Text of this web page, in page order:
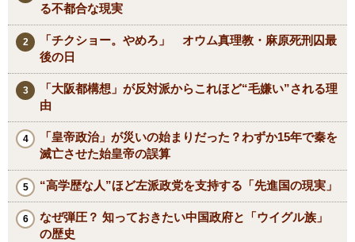
る不都合な現実
「チクショー。やめろ」 オウム真理教・麻原死刑囚最
後の日
「大阪都構想」が反対派からこれほど“毛嫌い”される理
由
「皇帝政治」が災いの始まりだった？わずか15年で秦を
滅亡させた始皇帝の誤算
“高学歴な人”ほど左派政党を支持する「先進国の現実」
なぜ弾圧？ 知っておきたい中国政府と「ウイグル族」
の歴史